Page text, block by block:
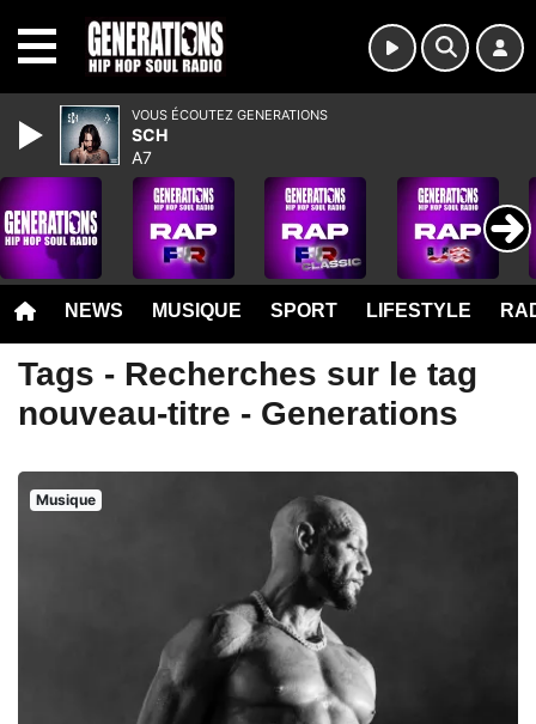
NEWS MUSIQUE SPORT LIFESTYLE
Tags - Recherches sur le tag
nouveau-titre - Generations
Musique
VOUS ÉCOUTEZ GENERATIONS
SCH
A7